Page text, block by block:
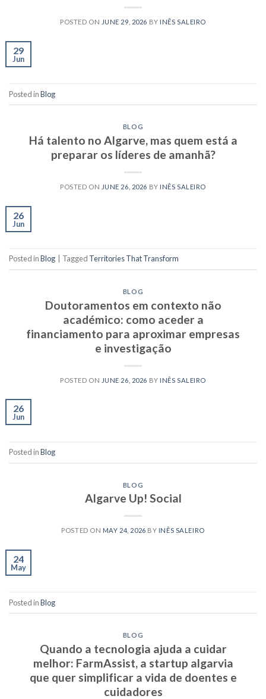
POSTED ON JUNE 29, 2026 BY INÊS SALEIRO
29
Jun
Posted inBlog
BLOG
Há talento no Algarve, mas quem está a
preparar os líderes de amanhã?
POSTED ON JUNE 26, 2026 BY INÊS SALEIRO
26
Jun
Posted inBlog Tagged Territories That Transform
BLOG
Doutoramentos em contexto não
académico: como aceder a
financiamento para aproximar empresas
e investigação
POSTED ON JUNE 26, 2026 BY INÊS SALEIRO
26
Jun
Posted inBlog
BLOG
Algarve Up! Social
POSTED ON MAY 24, 2026 BY INÊS SALEIRO
24
May
Posted inBlog
BLOG
Quando a tecnologia ajuda a cuidar
melhor: FarmAssist, a startup algarvia
que quer simplificar a vida de doentes e
cuidadores